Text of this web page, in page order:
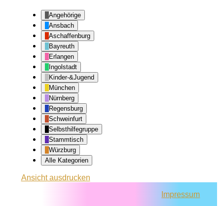
Angehörige
Ansbach
Aschaffenburg
Bayreuth
Erlangen
Ingolstadt
Kinder-&Jugend
München
Nürnberg
Regensburg
Schweinfurt
Selbsthilfegruppe
Stammtisch
Würzburg
Alle Kategorien
Ansichtausdrucken
Impressum